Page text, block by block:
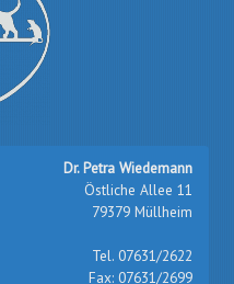
Dr. Petra Wiedemann
Östliche Allee 11
79379 Müllheim
Tel. 07631/2622
Fax: 07631/2699